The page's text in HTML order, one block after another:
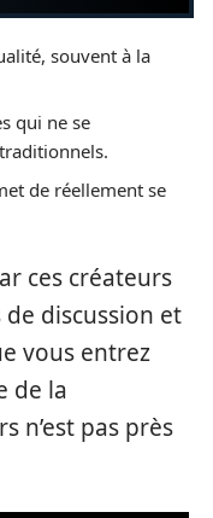
souvent à la
qui ne se
de réellement se
ces créateurs
discussion et
vous entrez
de la
n’est pas près